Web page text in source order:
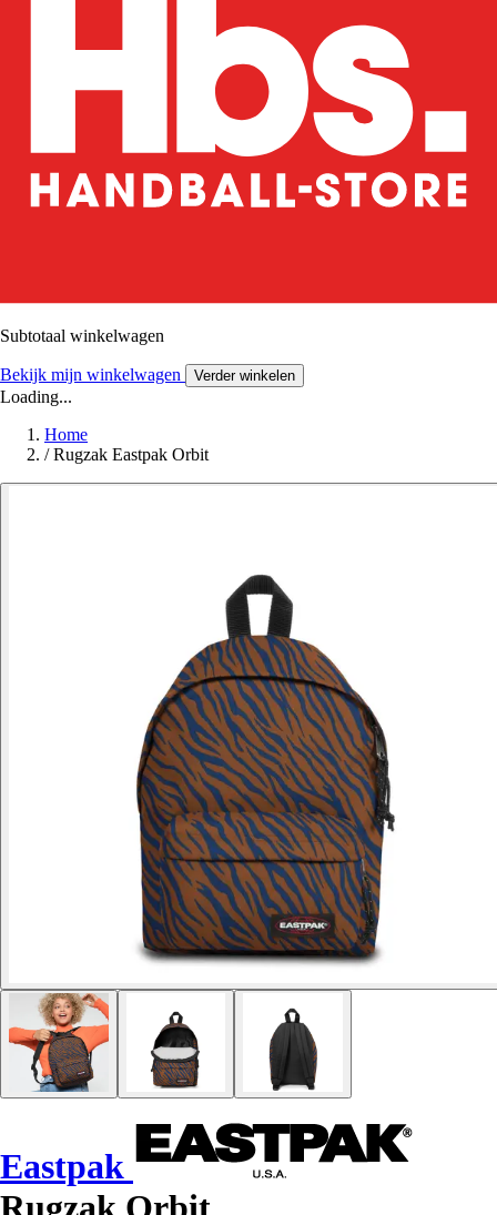
Subtotaal winkelwagen
Bekijk mijn winkelwagen Verder winkelen
Loading...
Home
/ Rugzak Eastpak Orbit
Eastpak